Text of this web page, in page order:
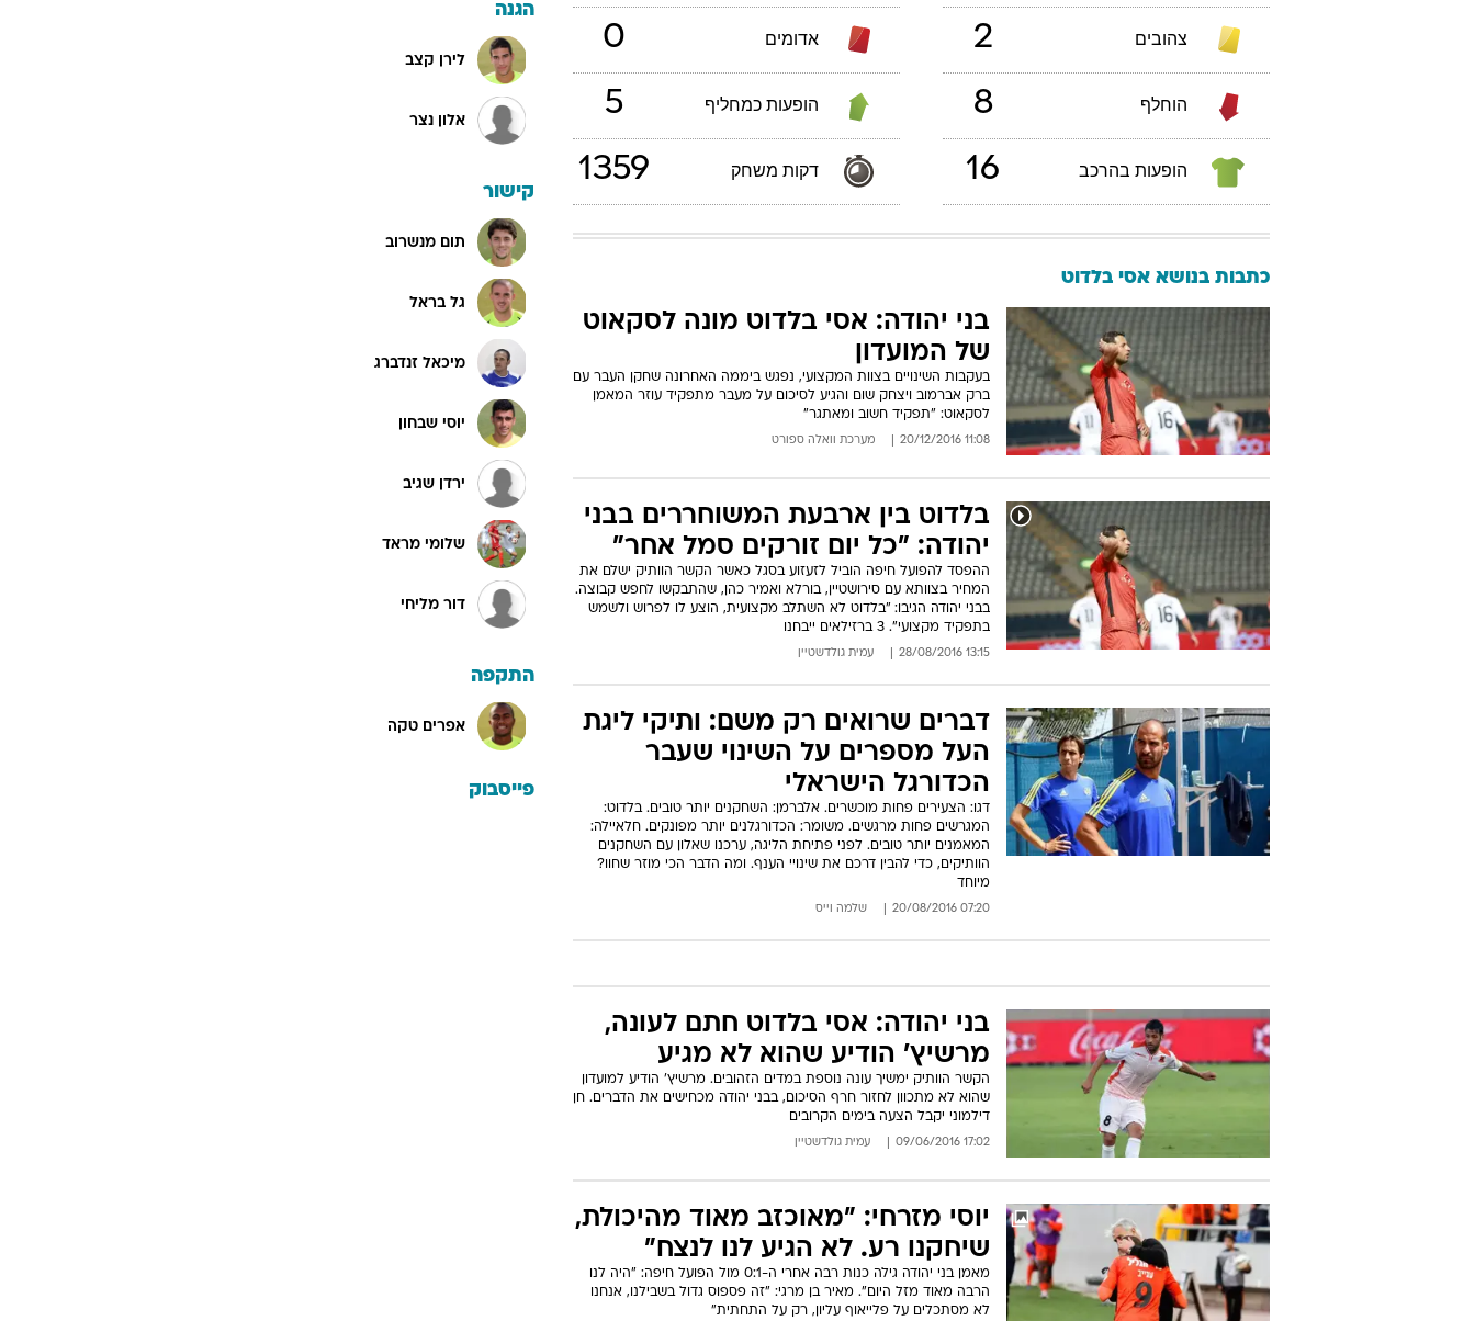
צהובים 2 אדומים 0
הוחלף 8 הופעות כמחליף 5
הופעות בהרכב 16 דקות משחק 1359
כתבות בנושא אסי בלדוט
בני יהודה: אסי בלדוט מונה לסקאוט
של המועדון
בעקבות השינויים בצוות המקצועי, נפגש ביממה האחרונה שחקן העבר עם
ברק אברמוב ויצחק שום והגיע לסיכום על מעבר מתפקיד עוזר המאמן
לסקאוט: "תפקיד חשוב ומאתגר"
11:08 20/12/2016 מערכת וואלה ספורט
בלדוט בין ארבעת המשוחררים בבני
יהודה: "כל יום זורקים סמל אחר"
ההפסד להפועל חיפה הוביל לזעזוע בסגל כאשר הקשר הוותיק ישלם את
המחיר בצוותא עם סירושטיין, בורלא ואמיר כהן, שהתבקשו לחפש קבוצה.
בבני יהודה הגיבו: "בלדוט לא השתלב מקצועית, הוצע לו לפרוש ולשמש
בתפקיד מקצועי". 3 ברזילאים ייבחנו
13:15 28/08/2016 עמית גולדשטיין
דברים שרואים רק משם: ותיקי ליגת
העל מספרים על השינוי שעבר
הכדורגל הישראלי
דגו: הצעירים פחות מוכשרים. אלברמן: השחקנים יותר טובים. בלדוט:
המגרשים פחות מרגשים. משומר: הכדורגלנים יותר מפונקים. חלאיילה:
המאמנים יותר טובים. לפני פתיחת הליגה, ערכנו שאלון עם השחקנים
הוותיקים, כדי להבין דרכם את שינויי הענף. ומה הדבר הכי מוזר שחוו?
מיוחד
07:20 20/08/2016 שלמה וייס
בני יהודה: אסי בלדוט חתם לעונה,
מרשיץ' הודיע שהוא לא מגיע
הקשר הוותיק ימשיך עונה נוספת במדים הזהובים. מרשיץ' הודיע למועדון
שהוא לא מתכוון לחזור חרף הסיכום, בבני יהודה מכחישים את הדברים. חן
דילמוני יקבל הצעה בימים הקרובים
17:02 09/06/2016 עמית גולדשטיין
יוסי מזרחי: "מאוכזב מאוד מהיכולת,
שיחקנו רע. לא הגיע לנו לנצח"
מאמן בני יהודה גילה כנות רבה אחרי ה-0:1 מול הפועל חיפה: "היה לנו
הרבה מאוד מזל היום". מאיר בן מרגי: "זה פספוס גדול בשבילנו, אנחנו
לא מסתכלים על פלייאוף עליון, רק על התחתית"
הגנה
לירן קצב
אלון נצר
קישור
תום מנשרוב
גל בראל
מיכאל זנדברג
יוסי שבחון
ירדן שגיב
שלומי מראד
דור מליחי
התקפה
אפרים טקה
פייסבוק